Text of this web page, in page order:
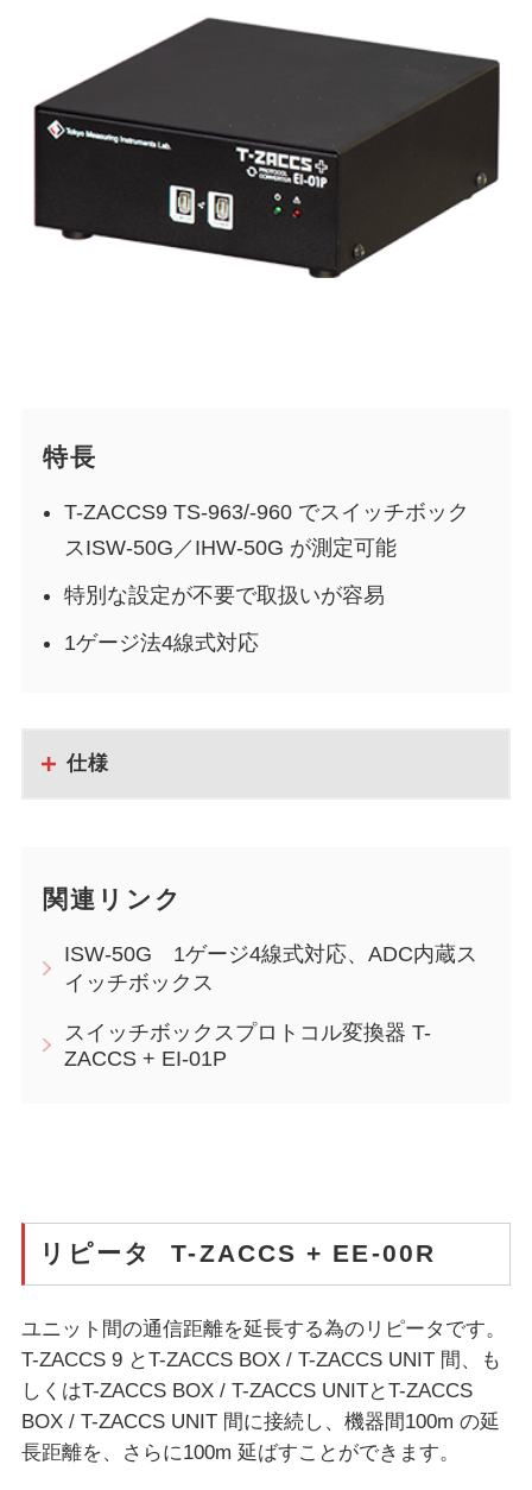
特長
T-ZACCS9 TS-963/-960 でスイッチボック
スISW-50G／IHW-50G が測定可能
特別な設定が不要で取扱いが容易
1ゲージ法4線式対応
仕様
関連リンク
ISW-50G 1ゲージ4線式対応、ADC内蔵ス
イッチボックス
スイッチボックスプロトコル変換器 T-
ZACCS + EI-01P
リピータ T-ZACCS + EE-00R
ユニット間の通信距離を延長する為のリピータです。
T-ZACCS 9 とT-ZACCS BOX / T-ZACCS UNIT 間、も
しくはT-ZACCS BOX / T-ZACCS UNITとT-ZACCS
BOX / T-ZACCS UNIT 間に接続し、機器間100m の延
長距離を、さらに100m 延ばすことができます。